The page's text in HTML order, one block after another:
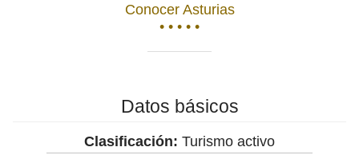
Conocer Asturias
• • • • •
Datos básicos
Clasificación: Turismo activo